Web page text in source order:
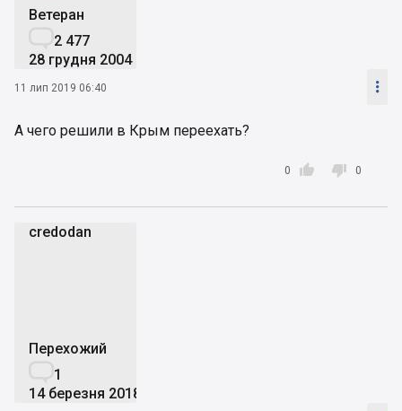
Ветеран
2 477
28 грудня 2004
11 лип 2019 06:40 
А чего решили в Крым переехать?

0  0
credodan
Перехожий
1
14 березня 2018